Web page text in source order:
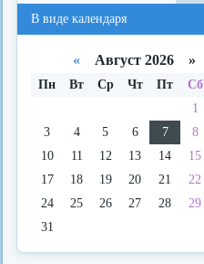
В виде календаря
« Август 2026 »
Пн Вт Ср Чт Пт Сб
1
3
4 5 6 7 8
10
11 12 13 14 15
17
18 19 20 21 22
24
25 26 27 28 29
31